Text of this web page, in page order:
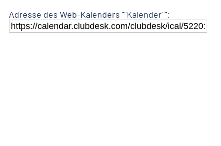
Adresse des Web-Kalenders ""Kalender"":